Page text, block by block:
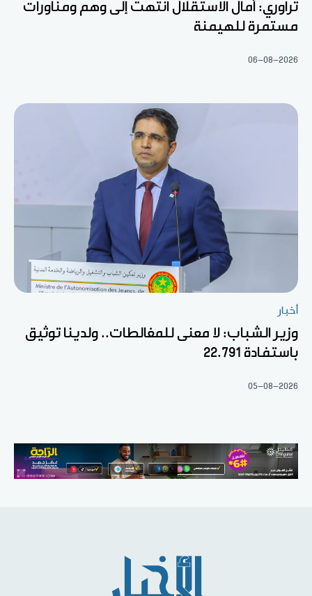
تراوري: آمال الاستقلال انتهت إلى وهم ومناورات
مستمرة للهيمنة
06-08-2026
أخبار
وزير الشباب: لا معنى للمغالطات.. ولدينا توثيق
باستفادة 22.791
05-08-2026